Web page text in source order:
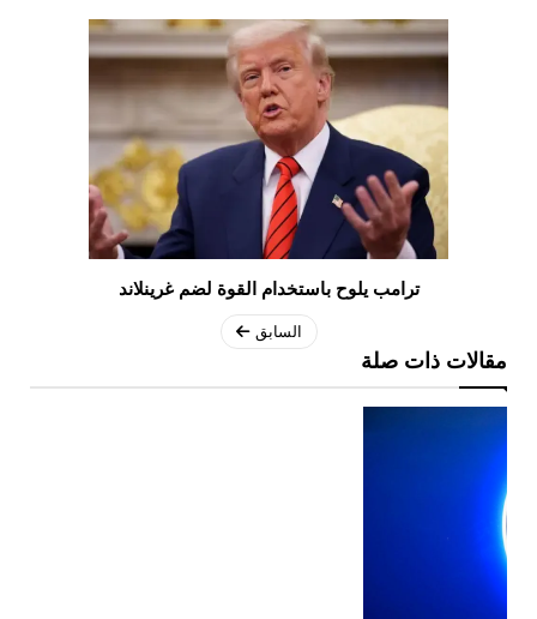
ترامب يلوح باستخدام القوة لضم غرينلاند
السابق
مقالات ذات صلة